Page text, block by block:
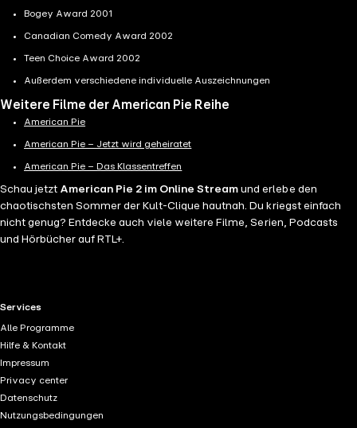
Bogey Award 2001
Canadian Comedy Award 2002
Teen Choice Award 2002
Außerdem verschiedene individuelle Auszeichnungen
Weitere Filme der American Pie Reihe
American Pie
American Pie – Jetzt wird geheiratet
American Pie – Das Klassentreffen
Schau jetzt American Pie 2 im Online Stream und erlebe den
chaotischsten Sommer der Kult-Clique hautnah. Du kriegst einfach
nicht genug? Entdecke auch viele weitere Filme, Serien, Podcasts
und Hörbücher auf RTL+.
RTL+ useful links.
Services
Alle Programme
Hilfe & Kontakt
Impressum
Privacy center
Datenschutz
Nutzungsbedingungen